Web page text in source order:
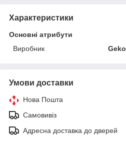
Характеристики
Основні атрибути
Виробник
Geko
Умови доставки
Нова Пошта
Самовивіз
Адресна доставка до дверей